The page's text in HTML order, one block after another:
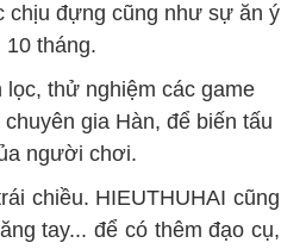
chịu đựng cũng như sự ăn ý
tháng.
thử nghiệm các game
gia Hàn, để biến tấu
người chơi.
chiều. HIEUTHUHAI cũng
tay... để có thêm đạo cụ,